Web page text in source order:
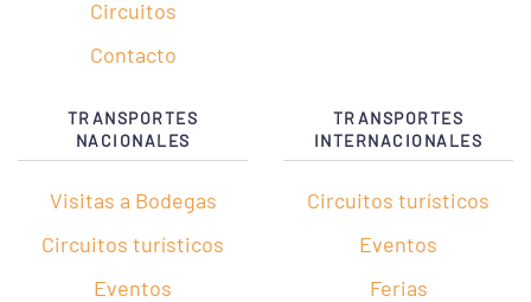
Circuitos
Contacto
TRANSPORTES
NACIONALES
Visitas a Bodegas
Circuitos turísticos
Eventos
TRANSPORTES
INTERNACIONALES
Circuitos turísticos
Eventos
Ferias